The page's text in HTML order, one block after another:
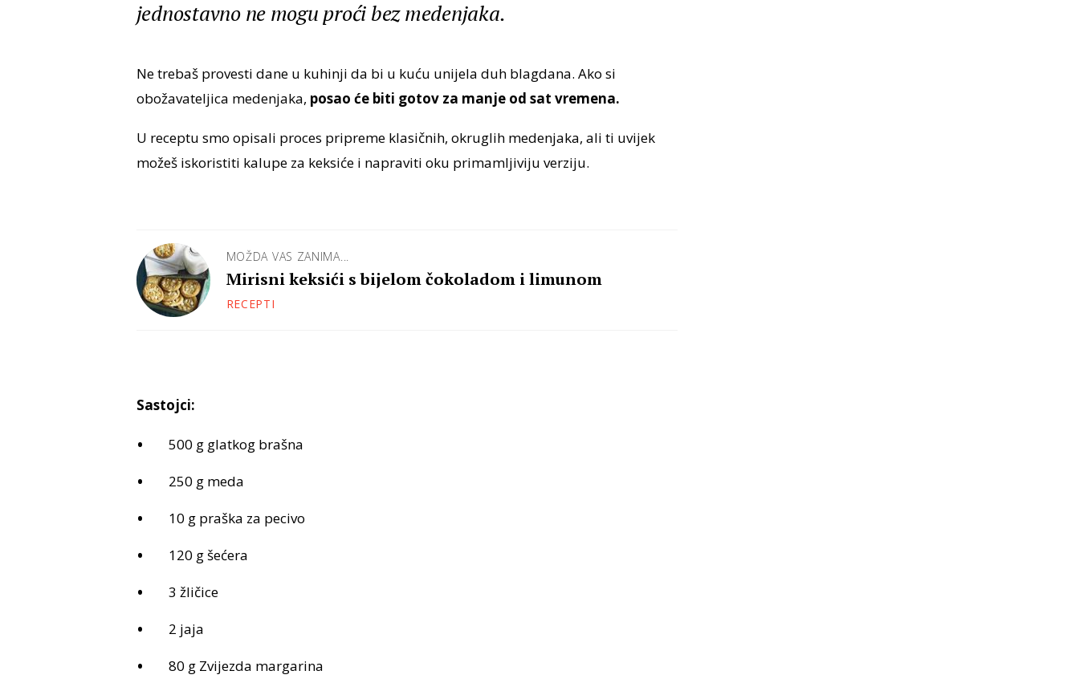
jednostavno ne mogu proći bez medenjaka.
Ne trebaš provesti dane u kuhinji da bi u kuću unijela duh blagdana. Ako si
obožavateljica medenjaka, posao će biti gotov za manje od sat vremena.
U receptu smo opisali proces pripreme klasičnih, okruglih medenjaka, ali ti uvijek
možeš iskoristiti kalupe za keksiće i napraviti oku primamljiviju verziju.
MOŽDA VAS ZANIMA...
Mirisni keksići s bijelom čokoladom i limunom
RECEPTI
Sastojci:
500 g glatkog brašna
250 g meda
10 g praška za pecivo
120 g šećera
3 žličice
2 jaja
80 g Zvijezda margarina